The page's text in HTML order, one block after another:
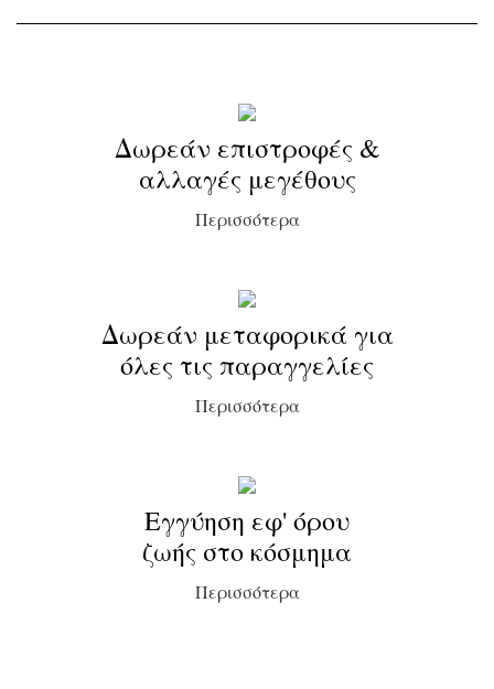
Δωρεάν επιστροφές &
αλλαγές μεγέθους
Περισσότερα
Δωρεάν μεταφορικά για
όλες τις παραγγελίες
Περισσότερα
Εγγύηση εφ' όρου
ζωής στο κόσμημα
Περισσότερα